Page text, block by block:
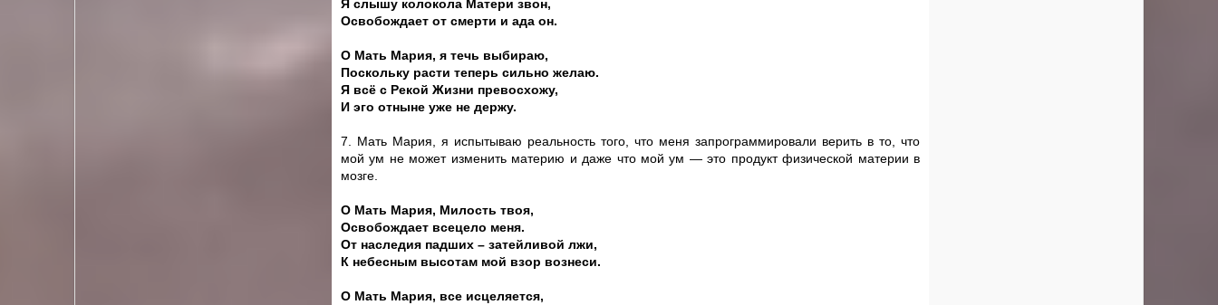
Я слышу колокола Матери звон,
Освобождает от смерти и ада он.
О Мать Мария, я течь выбираю,
Поскольку расти теперь сильно желаю.
Я всё с Рекой Жизни превосхожу,
И эго отныне уже не держу.
7. Мать Мария, я испытываю реальность того, что меня запрограммировали верить в то, что
мой ум не может изменить материю и даже что мой ум — это продукт физической материи в
мозге.
О Мать Мария, Милость твоя,
Освобождает всецело меня.
От наследия падших – затейливой лжи,
К небесным высотам мой взор вознеси.
О Мать Мария, все исцеляется,